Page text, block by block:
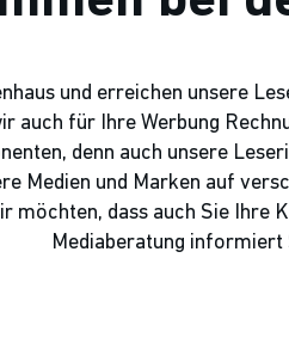
und erreichen unsere
auch für Ihre Werbung
denn auch unsere
Medien und Marken auf
möchten, dass auch Sie Ihre
Mediaberatung informiert